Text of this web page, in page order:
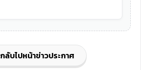
กลับไปหน้าข่าวประกาศ